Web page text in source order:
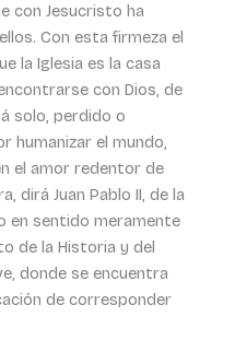
con Jesucristo ha
Con esta firmeza el
la Iglesia es la casa
con Dios, de
solo, perdido o
humanizar el mundo,
el amor redentor de
dirá Juan Pablo II, de la
en sentido meramente
de la Historia y del
donde se encuentra
de corresponder